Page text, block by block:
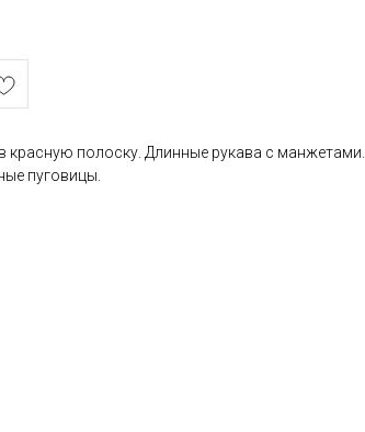
красную полоску. Длинные рукава с манжетами.
пуговицы.